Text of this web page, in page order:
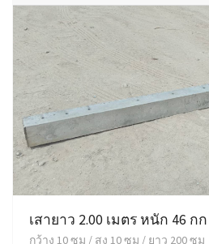
เสายาว 2.00 เมตร หนัก 46 กก
กว้าง 10 ซม / สูง 10 ซม / ยาว 200 ซม